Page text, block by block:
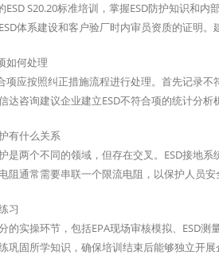
ESD S20.20标准培训，掌握ESD防护知识和
体系建设和客户验厂时内审员资质的证明
如何处理
项应按照纠正措施流程进行处理。首先记录
达咨询建议企业建立ESD不符合项的统计分
有什么关系
是两个不同的领域，但存在交叉。ESD接地
阻通常需要串联一个限流电阻，以保护人员
习
的实操环节，包括EPA现场审核模拟、ESD
巩固所学知识，确保培训结束后能够独立开展